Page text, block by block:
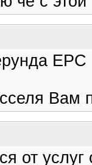
EPC
Вам
от